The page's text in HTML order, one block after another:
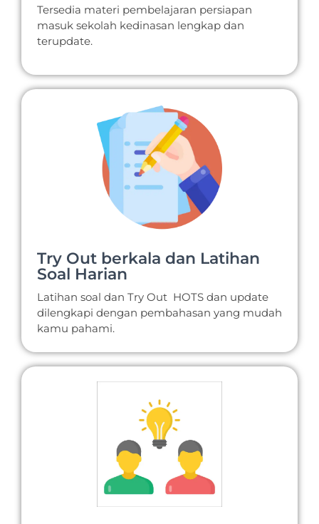
Tersedia materi pembelajaran persiapan
masuk sekolah kedinasan lengkap dan
terupdate.
Try Out berkala dan Latihan
Soal Harian
Latihan soal dan Try Out HOTS dan update
dilengkapi dengan pembahasan yang mudah
kamu pahami.